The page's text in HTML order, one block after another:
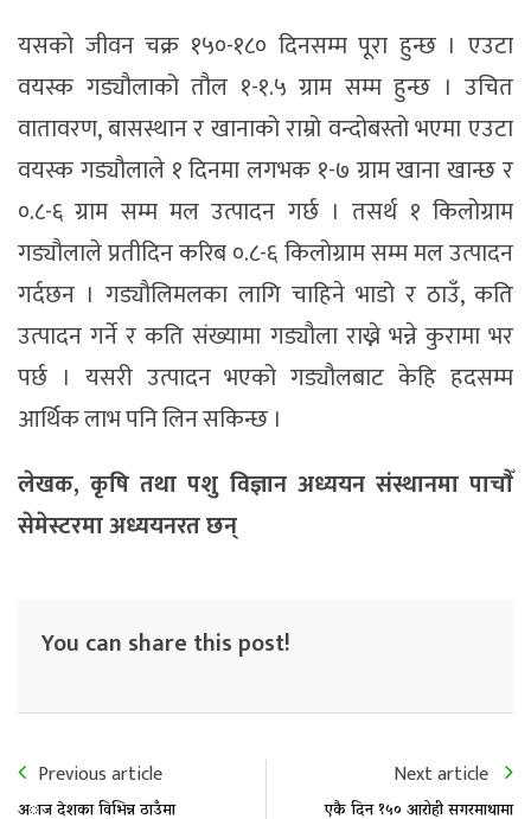
यसको जीवन चक्र १५०-१८० दिनसम्म पूरा हुन्छ । एउटा
वयस्क गड्यौलाको तौल १-१.५ ग्राम सम्म हुन्छ । उचित
वातावरण, बासस्थान र खानाको राम्रो वन्दोबस्तो भएमा एउटा
वयस्क गड्यौलाले १ दिनमा लगभक १-७ ग्राम खाना खान्छ र
०.८-६ ग्राम सम्म मल उत्पादन गर्छ । तसर्थ १ किलोग्राम
गड्यौलाले प्रतीदिन करिब ०.८-६ किलोग्राम सम्म मल उत्पादन
गर्दछन । गड्यौलिमलका लागि चाहिने भाडो र ठाउँ, कति
उत्पादन गर्ने र कति संख्यामा गड्यौला राख्ने भन्ने कुरामा भर
पर्छ । यसरी उत्पादन भएको गड्यौलबाट केहि हदसम्म
आर्थिक लाभ पनि लिन सकिन्छ ।
लेखक, कृषि तथा पशु विज्ञान अध्ययन संस्थानमा पाचाैँ
सेमेस्टरमा अध्ययनरत छन्
You can share this post!
Previous article
अाज देशका विभिन्न ठाउँमा
Next article
एकै दिन १५० आरोही सगरमाथामा